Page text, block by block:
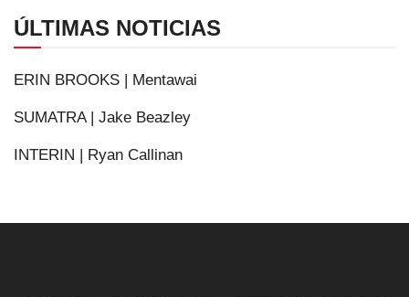
ÚLTIMAS NOTICIAS
ERIN BROOKS | Mentawai
SUMATRA | Jake Beazley
INTERIN | Ryan Callinan